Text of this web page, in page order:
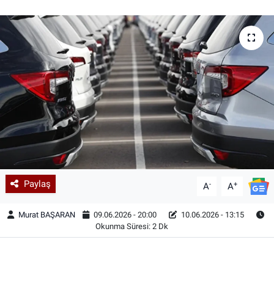
Paylaş A- A+
Murat BAŞARAN 09.06.2026 - 20:00
10.06.2026 - 13:15
Okunma Süresi: 2 Dk